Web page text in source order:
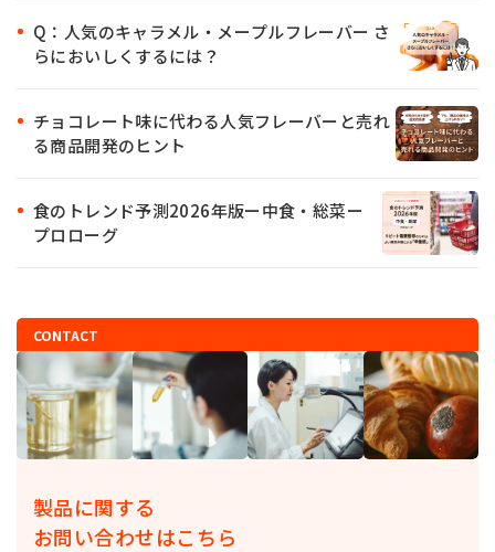
Q：人気のキャラメル・メープルフレーバー さ
らにおいしくするには？
チョコレート味に代わる人気フレーバーと売れ
る商品開発のヒント
食のトレンド予測2026年版ー中食・総菜ー
プロローグ
CONTACT
製品に関する
お問い合わせはこちら